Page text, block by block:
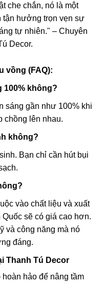
che chắn, nó là một
tận hưởng trọn vẹn sự
tự nhiên." – Chuyên
Decor.
vồng (FAQ):
100% không?
sáng gần như 100% khi
chồng lên nhau.
không?
Bạn chỉ cần hút bụi
vào chất liệu và xuất
sẽ có giá cao hơn.
và công năng mà nó
đáng.
Thanh Tú Decor
hảo để nâng tầm